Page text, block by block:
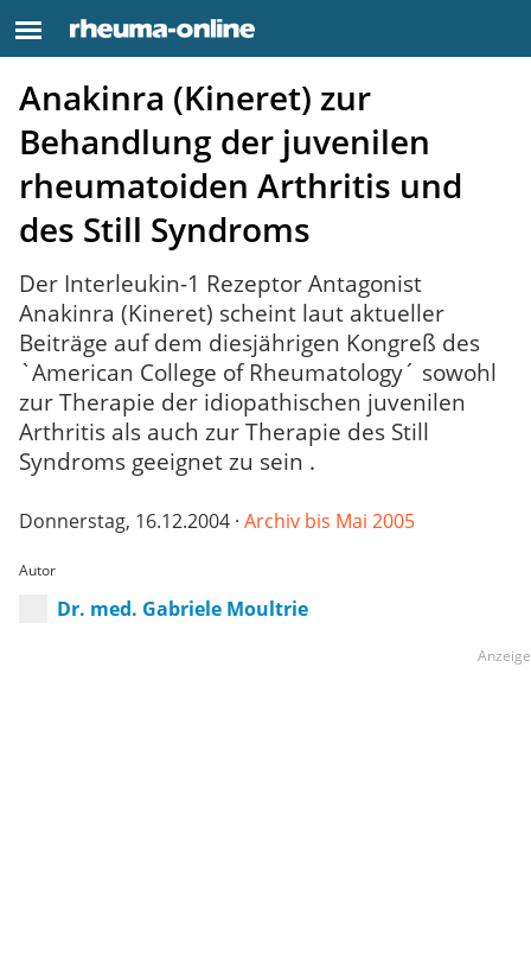
Anakinra (Kineret) zur
Behandlung der juvenilen
rheumatoiden Arthritis und
des Still Syndroms
Der Interleukin-1 Rezeptor Antagonist
Anakinra (Kineret) scheint laut aktueller
Beiträge auf dem diesjährigen Kongreß des
`American College of Rheumatology´ sowohl
zur Therapie der idiopathischen juvenilen
Arthritis als auch zur Therapie des Still
Syndroms geeignet zu sein .
Donnerstag, 16.12.2004 · Archiv bis Mai 2005
Autor
Dr. med. Gabriele Moultrie